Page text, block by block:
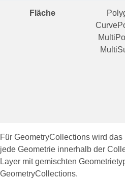
Fläche
Für GeometryCollections wird
jede Geometrie innerhalb der
Layer mit gemischten
GeometryCollections.